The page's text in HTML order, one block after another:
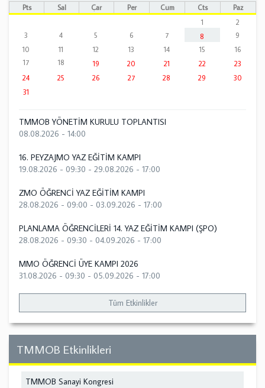
Pts Sal Çar Per Cum Cts
Paz
1
2
3
4 5 6 7 8
9
10
11 12 13 14 15
16
17
18 19 20 21 22
23
24
25 26 27 28 29
30
31
TMMOB YÖNETİM KURULU TOPLANTISI
08.08.2026 - 14:00
16. PEYZAJMO YAZ EĞİTİM KAMPI
19.08.2026 - 09:30 - 29.08.2026 - 17:00
ZMO ÖĞRENCİ YAZ EĞİTİM KAMPI
28.08.2026 - 09:00 - 03.09.2026 - 17:00
PLANLAMA ÖĞRENCİLERİ 14. YAZ EĞİTİM KAMPI (ŞPO)
28.08.2026 - 09:30 - 04.09.2026 - 17:00
MMO ÖĞRENCİ ÜYE KAMPI 2026
31.08.2026 - 09:30 - 05.09.2026 - 17:00
Tüm Etkinlikler
TMMOB Etkinlikleri
TMMOB Sanayi Kongresi